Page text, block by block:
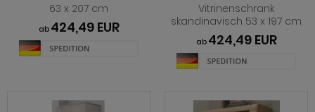
63 x 207 cm
ab 424,49 EUR
Vitrinenschrank
skandinavisch 53 x 197 cm
ab 424,49 EUR